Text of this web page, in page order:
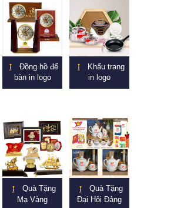
Đồng hồ để
bàn in logo
Khẩu trang
in logo
Quà Tặng
Mạ Vàng
Quà Tặng
Đại Hội Đảng